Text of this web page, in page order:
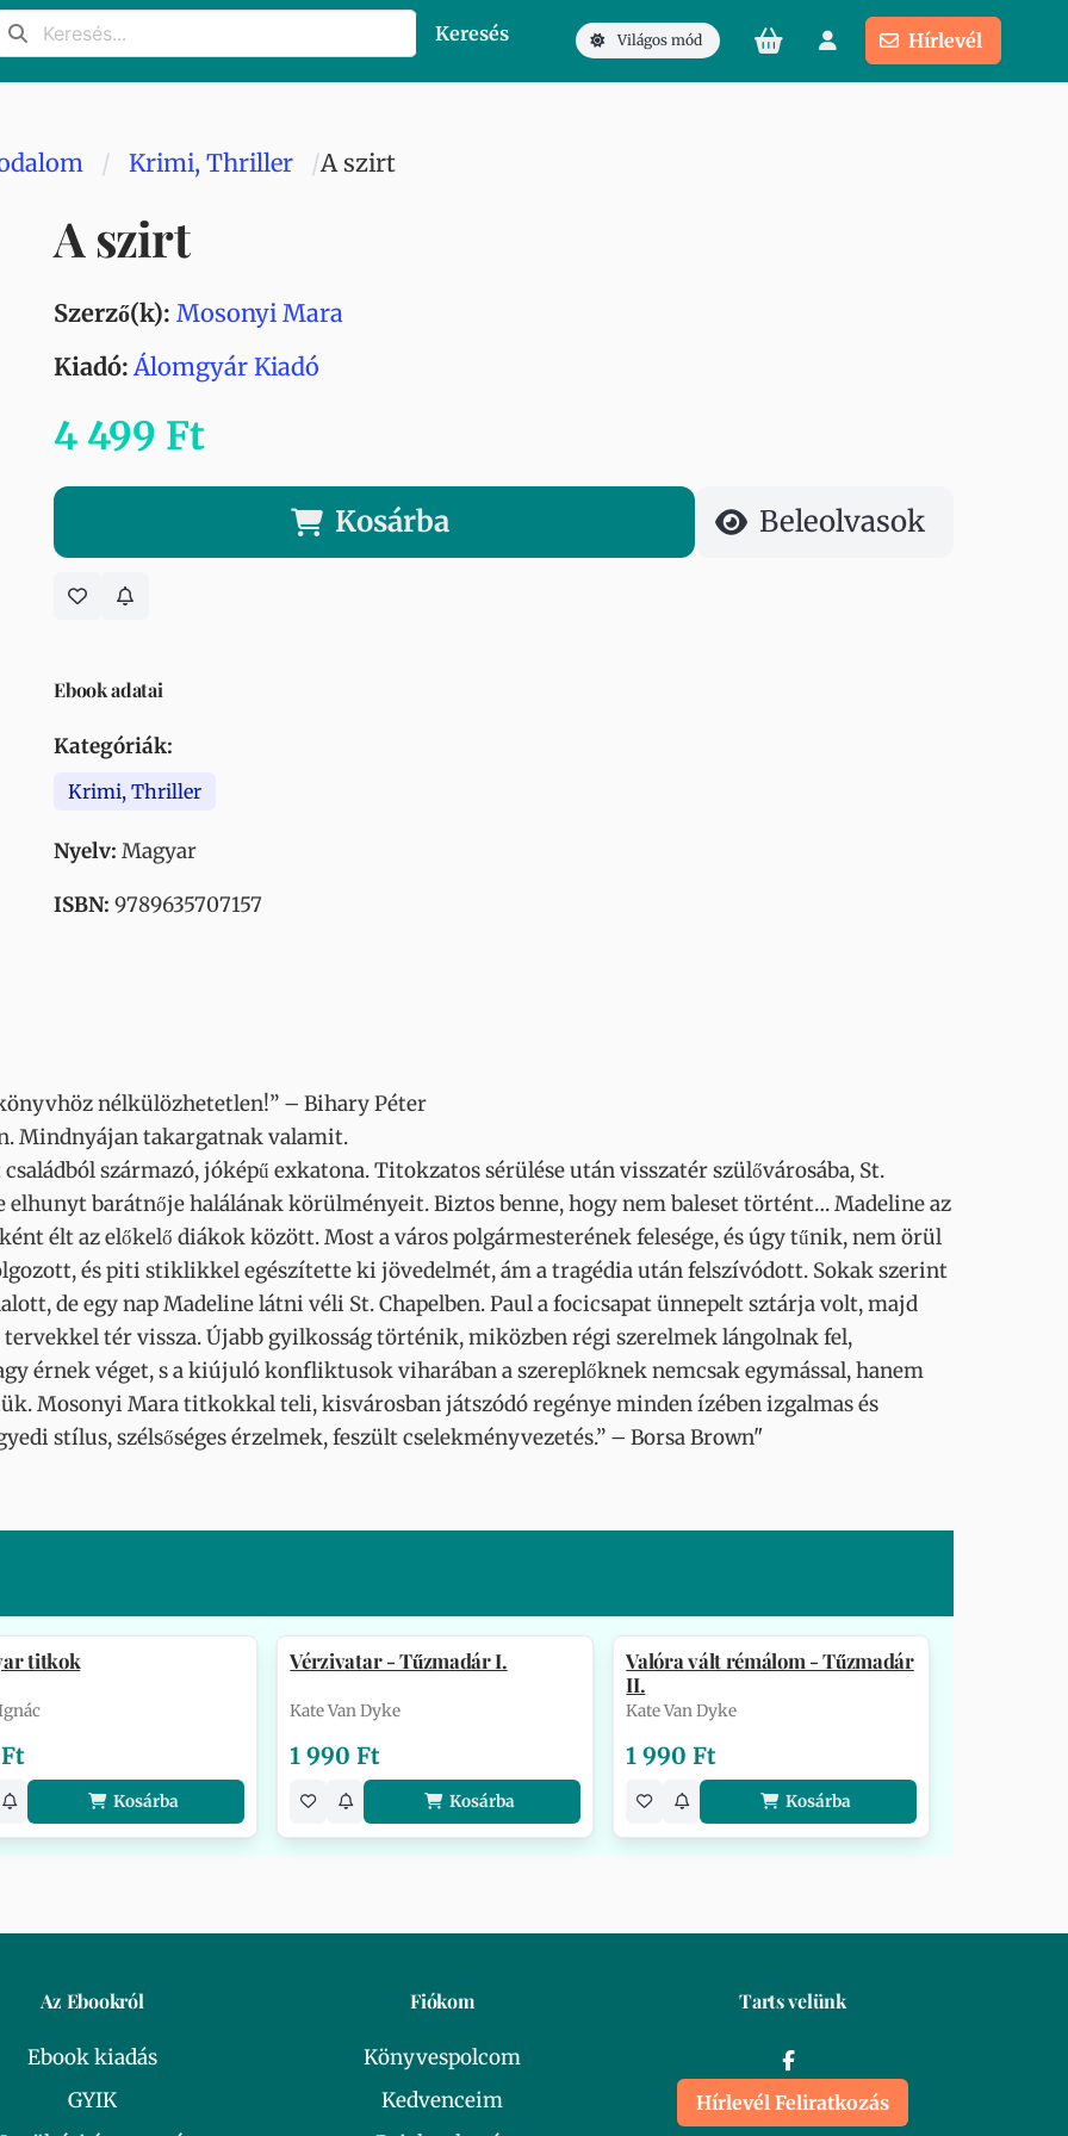
Keresés Világos mód Hírlevél
Krimi, Thriller A szirt
A szirt
Szerző(k): Mosonyi Mara
Kiadó: Álomgyár Kiadó
4 499 Ft
Kosárba Beleolvasok
Ebook adatai
Kategóriák:
Krimi, Thriller
Nyelv: Magyar
ISBN: 9789635707157
nélkülözhetetlen!” – Bihary Péter
Mindnyájan takargatnak valamit.
származó, jóképű exkatona. Titokzatos sérülése után visszatér szülővárosába, St.
elhunyt barátnője halálának körülményeit. Biztos benne, hogy nem baleset történt… Madeline az
élt az előkelő diákok között. Most a város polgármesterének felesége, és úgy tűnik, nem örül
és piti stiklikkel egészítette ki jövedelmét, ám a tragédia után felszívódott. Sokak szerint
de egy nap Madeline látni véli St. Chapelben. Paul a focicsapat ünnepelt sztárja volt, majd
tér vissza. Újabb gyilkosság történik, miközben régi szerelmek lángolnak fel,
érnek véget, s a kiújuló konfliktusok viharában a szereplőknek nemcsak egymással, hanem
Mosonyi Mara titkokkal teli, kisvárosban játszódó regénye minden ízében izgalmas és
stílus, szélsőséges érzelmek, feszült cselekményvezetés.” – Borsa Brown"
titkok
Kosárba
Vérzivatar - Tűzmadár I.
Kate Van Dyke
1 990 Ft
Kosárba
Valóra vált rémálom - Tűzmadár
II.
Kate Van Dyke
1 990 Ft
Kosárba
Az Ebookról
Ebook kiadás
GYIK
Fiókom
Könyvespolcom
Kedvenceim
Tarts velünk
Hírlevél Feliratkozás